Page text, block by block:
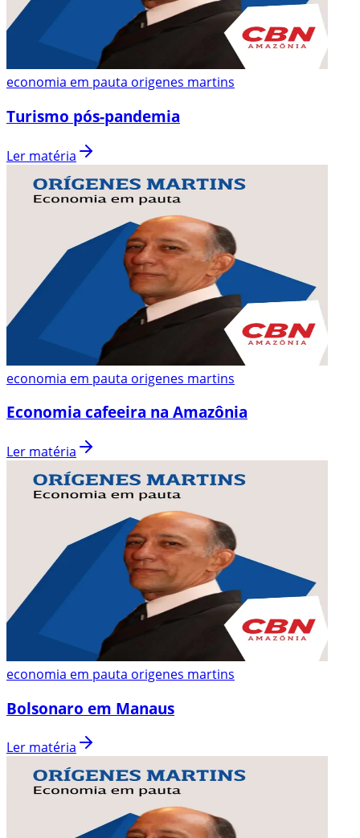
economia em pauta origenes martins
Turismo pós-pandemia
Ler matéria
economia em pauta origenes martins
Economia cafeeira na Amazônia
Ler matéria
economia em pauta origenes martins
Bolsonaro em Manaus
Ler matéria